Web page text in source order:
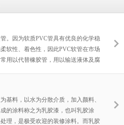
。因为软质PVC管具有优良的化学稳
软性、着色性，因此PVC软管在市场
用以代替橡胶管，用以输送液体及腐
白度和亮度，今天小编就为大家介绍
基料，以水为分散介质，加入颜料、
的涂料称之为乳胶漆，也叫乳胶涂
理，是极受欢迎的装修涂料。而乳胶